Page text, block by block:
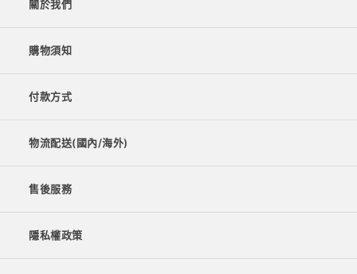
關於我們
購物須知
付款方式
物流配送(國內/海外)
售後服務
隱私權政策